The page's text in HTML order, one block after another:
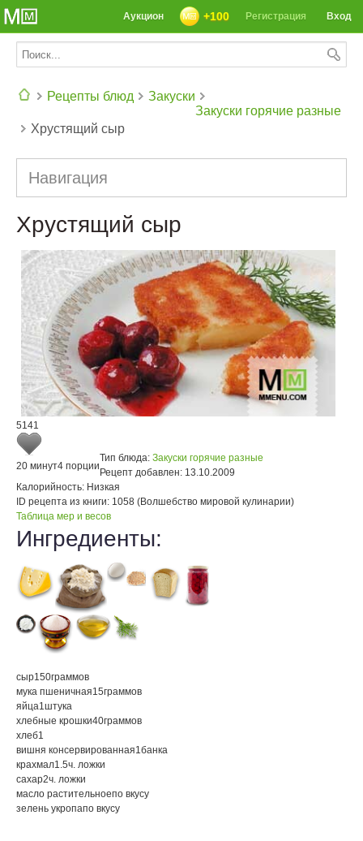
Вход
Регистрация
+100
Аукцион
Рецепты блюд
Закуски
Закуски горячие разные
Хрустящий сыр
Навигация
Хрустящий сыр
5141
20 минут4 порции
Тип блюда: Закуски горячие разные
Рецепт добавлен: 13.10.2009
Калорийность: Низкая
ID рецепта из книги: 1058 (Волшебство мировой кулинарии)
Таблица мер и весов
Ингредиенты:
сыр150граммов
мука пшеничная15граммов
яйца1штука
хлебные крошки40граммов
хлеб1
вишня консервированная1банка
крахмал1.5ч. ложки
сахар2ч. ложки
масло растительноепо вкусу
зелень укропапо вкусу